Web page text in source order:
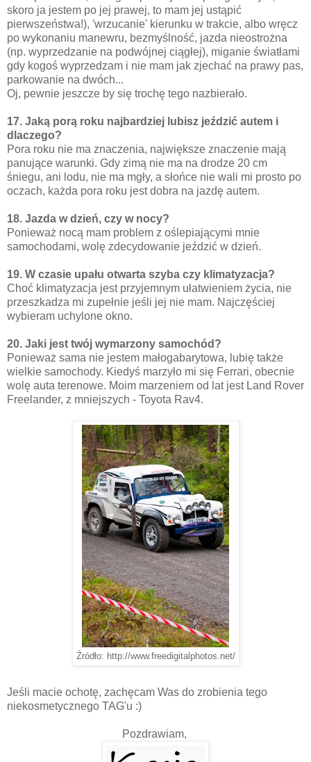
skoro ja jestem po jej prawej, to mam jej ustąpić
pierwszeństwa!), 'wrzucanie' kierunku w trakcie, albo wręcz
po wykonaniu manewru, bezmyślność, jazda nieostrożna
(np. wyprzedzanie na podwójnej ciągłej), miganie światłami
gdy kogoś wyprzedzam i nie mam jak zjechać na prawy pas,
parkowanie na dwóch...
Oj, pewnie jeszcze by się trochę tego nazbierało.
17. Jaką porą roku najbardziej lubisz jeździć autem i
dlaczego?
Pora roku nie ma znaczenia, największe znaczenie mają
panujące warunki. Gdy zimą nie ma na drodze 20 cm
śniegu, ani lodu, nie ma mgły, a słońce nie wali mi prosto po
oczach, każda pora roku jest dobra na jazdę autem.
18. Jazda w dzień, czy w nocy?
Ponieważ nocą mam problem z oślepiającymi mnie
samochodami, wolę zdecydowanie jeździć w dzień.
19. W czasie upału otwarta szyba czy klimatyzacja?
Choć klimatyzacja jest przyjemnym ułatwieniem życia, nie
przeszkadza mi zupełnie jeśli jej nie mam. Najczęściej
wybieram uchylone okno.
20. Jaki jest twój wymarzony samochód?
Ponieważ sama nie jestem małogabarytowa, lubię także
wielkie samochody. Kiedyś marzyło mi się Ferrari, obecnie
wolę auta terenowe. Moim marzeniem od lat jest Land Rover
Freelander, z mniejszych - Toyota Rav4.
Źródło: http://www.freedigitalphotos.net/
Jeśli macie ochotę, zachęcam Was do zrobienia tego
niekosmetycznego TAG'u :)
Pozdrawiam,